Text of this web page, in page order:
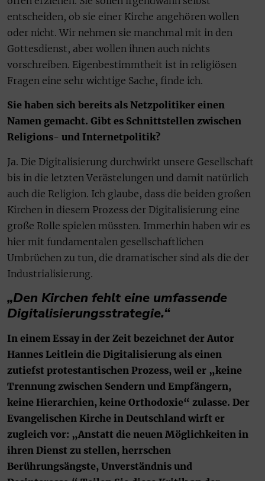
entscheiden, ob sie einer Kirche angehören wollen
oder nicht. Wir nehmen sie manchmal mit in den
Gottesdienst, aber wollen ihnen auch nichts
vorschreiben. Eigenbestimmtheit ist in religiösen
Fragen eine sehr wichtige Sache, finde ich.
Sie haben sich bereits als Netzpolitiker einen
Namen gemacht. Gibt es Schnittstellen zwischen
Religions- und Internetpolitik?
Ja. Die Digitalisierung durchwirkt unsere Gesellschaft
bis in die letzten Verästelungen und damit natürlich
auch die Religion. Ich glaube, dass die beiden großen
Kirchen in diesem Prozess der Digitalisierung eine
große Rolle spielen müssten. Immerhin haben wir es
hier mit fundamentalen gesellschaftlichen
Umbrüchen zu tun, die dramatischer sind als die der
Industrialisierung.
„Den Kirchen fehlt eine umfassende
Digitalisierungsstrategie.“
In einem Essay in der Zeit bezeichnet der Autor
Hannes Leitlein die Digitalisierung als einen
zutiefst protes­tantischen Prozess, weil er „keine
Trennung zwischen Sendern und Empfängern,
keine Hierarchien, keine Orthodoxie“ zulasse. Der
Evangelischen Kirche in Deutschland wirft er
zugleich vor: „Anstatt die neuen Möglichkeiten in
ihren Dienst zu stellen, herrschen
Berührungsängste, Unverständnis und